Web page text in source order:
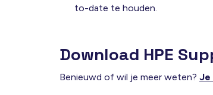
to-date te houden.
Download HPE
Benieuwd of wil je meer weten? Je